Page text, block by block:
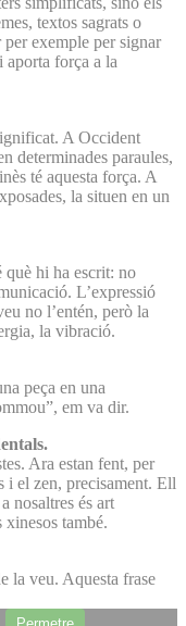
textos sagrats o
exemple per signar
aporta força a la
A Occident
determinades paraules,
té aquesta força. A
la situen en un
què hi ha escrit: no
L’expressió
no l’entén, però la
la vibració.
peça en una
em va dir.
Ara estan fent, per
i el zen, precisament. Ell
nosaltres és art
xinesos també.
la veu. Aquesta frase